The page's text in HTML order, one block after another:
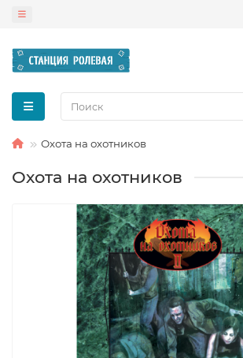
Охота на охотников
Охота на охотников